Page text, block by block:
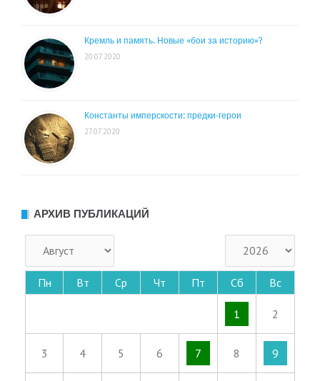
Кремль и память. Новые «бои за историю»?
20.07.2020
Константы имперскости: предки-герои
27.07.2020
АРХИВ ПУБЛИКАЦИЙ
Пн Вт Ср Чт Пт Сб Вс
1 2
3 4 5 6 7 8 9